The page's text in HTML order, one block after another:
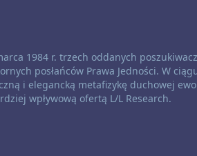
1984 r. trzech oddanych
posłańców Prawa Jedności. W
i elegancką metafizykę duchowej
wpływową ofertą L/L Research.